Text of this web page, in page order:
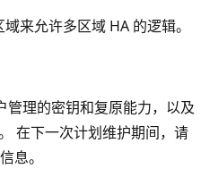
来允许多区域 HA 的逻辑。
管理的密钥和复原能力，以及
在下一次计划维护期间，请
息。